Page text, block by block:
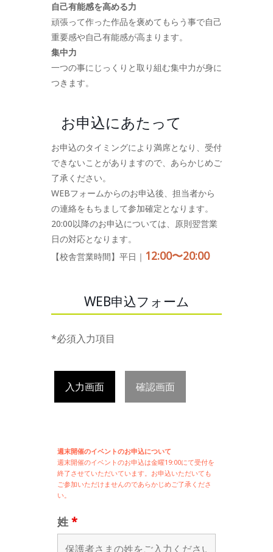
自己有能感を高める力
頑張って作った作品を褒めてもらう事で自己
重要感や自己有能感が高まります。
集中力
一つの事にじっくりと取り組む集中力が身に
つきます。
お申込にあたって
お申込のタイミングにより満席となり、受付
できないことがありますので、あらかじめご
了承ください。
WEBフォームからのお申込後、担当者から
の連絡をもちまして参加確定となります。
20:00以降のお申込については、原則翌営業
日の対応となります。
【校舎営業時間】平日｜ 12:00〜20:00
WEB申込フォーム
*必須入力項目
入力画面 確認画面
週末開催のイベントのお申込について
週末開催のイベントのお申込は金曜19:00にて受付を
終了させていただいています。お申込いただいても
ご参加いただけませんのであらかじめご了承くださ
い。
姓 *